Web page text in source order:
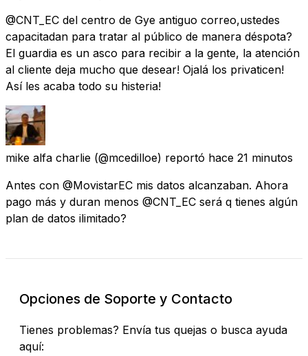
@CNT_EC del centro de Gye antiguo correo,ustedes
capacitadan para tratar al público de manera déspota?
El guardia es un asco para recibir a la gente, la atención
al cliente deja mucho que desear! Ojalá los privaticen!
Así les acaba todo su histeria!
mike alfa charlie (@mcedilloe) reportó hace 21 minutos
Antes con @MovistarEC mis datos alcanzaban. Ahora
pago más y duran menos @CNT_EC será q tienes algún
plan de datos ilimitado?
Opciones de Soporte y Contacto
Tienes problemas? Envía tus quejas o busca ayuda
aquí: